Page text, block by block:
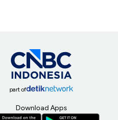
part of
Download Apps